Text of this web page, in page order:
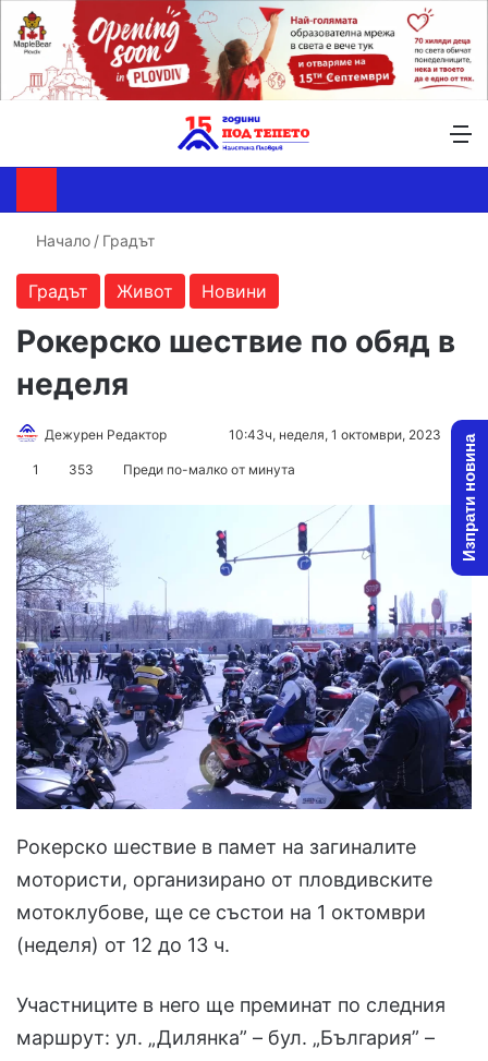
Начало / Градът
Градът Живот Новини
Рокерско шествие по обяд в
неделя
Дежурен Редактор
Send10:43ч, неделя, 1 октомври, 2023
1 353 Преди по-малко от минута
Рокерско шествие в памет на загиналите
мотористи, организирано от пловдивските
мотоклубове, ще се състои на 1 октомври
(неделя) от 12 до 13 ч.
Участниците в него ще преминат по следния
маршрут: ул. „Дилянка” – бул. „България” –
Изпрати новина